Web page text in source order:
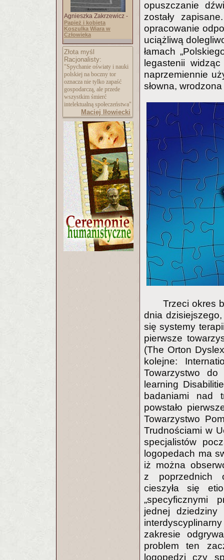
Agnieszka Zakrzewicz -
Papież i kobieta
Koszulka Wiara w
Człowieka
Złota myśl
Racjonalisty:
"Spychanie oświaty i nauki
polskiej na boczny tor
oznacza nie tylko zapaść
gospodarczą, ale przede
wszystkim śmierć
intelektualną społeczeństwa"
Maciej Iłowiecki
opuszczanie
zostały
opracowanie
uciążliwą
łamach
legastenii
naprzemiennie
słowna,
Trzeci okres
dnia
się systemy
pierwsze
(The Orton
kolejne:
Towarzystwo do
learning
badaniami nad
powstało
Towarzystwo
Trudnościami w
specjalistów
logopedach ma
iż można
z poprzednich
cieszyła się
„specyficznymi
jednej dziedziny
zakresie
problem ten
logopedzi czy